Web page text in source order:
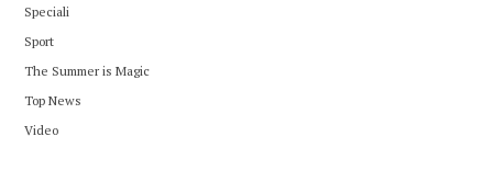
Speciali
Sport
The Summer is Magic
Top News
Video